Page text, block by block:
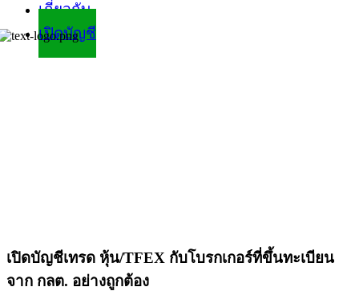
เกี่ยวกับ
เปิดบัญชี
เปิดบัญชีเทรด หุ้น/TFEX กับโบรกเกอร์ที่ขึ้นทะเบียน
จาก กลต. อย่างถูกต้อง